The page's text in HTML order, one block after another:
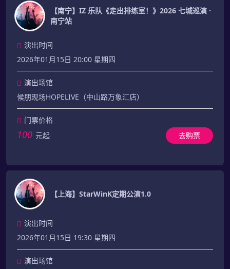
【南宁】IZ 乐队《走出排练室！》2026 七城巡演 ·
南宁站
演出时间
2026年01月15日 20:00 星期四
演出场馆
候朋现场HOPELIVE（中山路万象汇店）
门票价格
100 元起 去购票
【上海】StarWinK定期公演1.0
演出时间
2026年01月15日 19:30 星期四
演出场馆